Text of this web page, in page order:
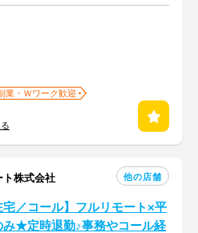
業・Ｗワーク歓迎
ト株式会社 他の店舗
宅／コール】フルリモート×平
み★定時退勤♪事務やコール経